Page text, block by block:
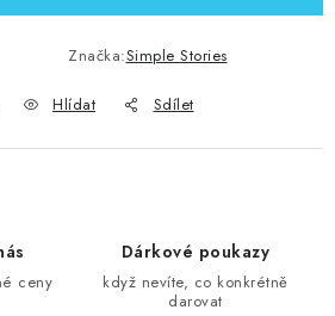
Značka:Simple Stories
Hlídat Sdílet
ceny
Dárkové poukazy
když nevíte, co konkrétně
darovat